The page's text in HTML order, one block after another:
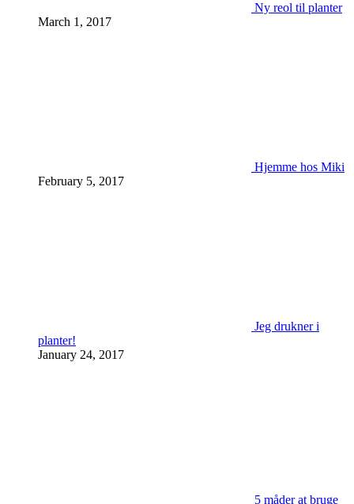
Ny reol til planter
March 1, 2017
Hjemme hos Miki
February 5, 2017
Jeg drukner i
planter!
January 24, 2017
5 måder at bruge